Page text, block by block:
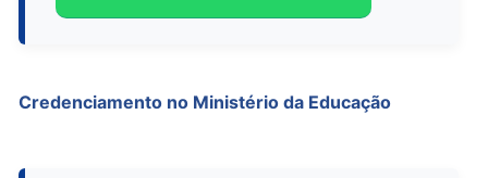
Credenciamento no Ministério da Educação